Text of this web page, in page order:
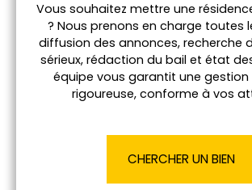
Vous souhaitez mettre une
? Nous prenons en charge toutes
diffusion des annonces, recherche
sérieux, rédaction du bail et état
équipe vous garantit une gestion
rigoureuse, conforme à vos
CHERCHER UN BIEN